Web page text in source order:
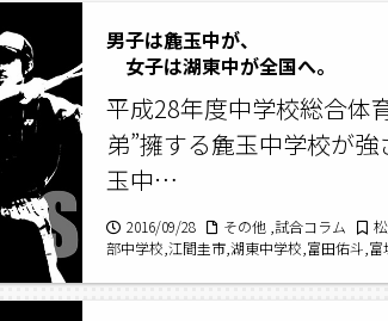
男子は麁玉中が、
女子は湖東中が全国へ。
平成28年度中学校総合体
弟”擁する麁玉中学校が
玉中…
2016/09/28 その他 ,試合コラム
部中学校,江間圭市,湖東中学校,富田佑斗,
学校,鈴木朝陽,茂津目紗良,清竜中学校,鈴